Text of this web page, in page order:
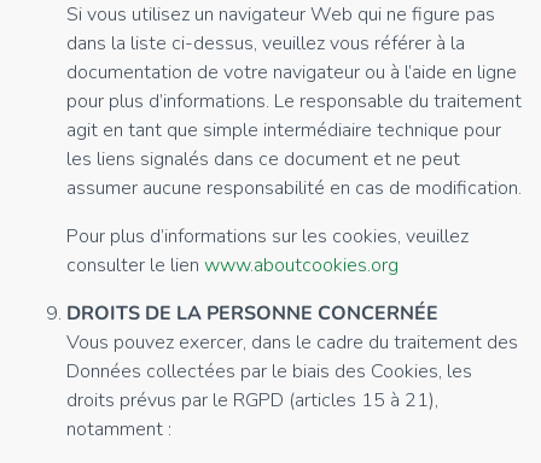
Si vous utilisez un navigateur Web qui ne figure pas
dans la liste ci-dessus, veuillez vous référer à la
documentation de votre navigateur ou à l’aide en ligne
pour plus d’informations. Le responsable du traitement
agit en tant que simple intermédiaire technique pour
les liens signalés dans ce document et ne peut
assumer aucune responsabilité en cas de modification.
Pour plus d’informations sur les cookies, veuillez
consulter le lien www.aboutcookies.org
DROITS DE LA PERSONNE CONCERNÉE
Vous pouvez exercer, dans le cadre du traitement des
Données collectées par le biais des Cookies, les
droits prévus par le RGPD (articles 15 à 21),
notamment :